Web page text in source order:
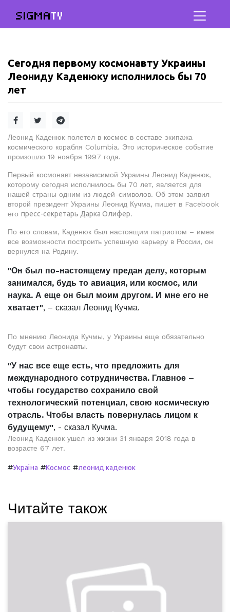
SIGMATV
Сегодня первому космонавту Украины
Леониду Каденюку исполнилось бы 70
лет
Леонид Каденюк полетел в космос в составе экипажа
космического корабля Columbia. Это историческое событие
произошло 19 ноября 1997 года.
Первый космонавт независимой Украины Леонид Каденюк,
которому сегодня исполнилось бы 70 лет, является для
нашей страны одним из людей-символов. Об этом заявил
второй президент Украины Леонид Кучма, пишет в Facebook
его пресс-секретарь Дарка Олифер.
По его словам, Каденюк был настоящим патриотом – имея
все возможности построить успешную карьеру в России, он
вернулся на Родину.
"Он был по-настоящему предан делу, которым
занимался, будь то авиация, или космос, или
наука. А еще он был моим другом. И мне его не
хватает", – сказал Леонид Кучма.
По мнению Леонида Кучмы, у Украины еще обязательно
будут свои астронавты.
"У нас все еще есть, что предложить для
международного сотрудничества. Главное –
чтобы государство сохранило свой
технологический потенциал, свою космическую
отрасль. Чтобы власть повернулась лицом к
будущему", - сказал Кучма.
Леонид Каденюк ушел из жизни 31 января 2018 года в
возрасте 67 лет.
#Україна #Космос #леонид каденюк
Читайте також